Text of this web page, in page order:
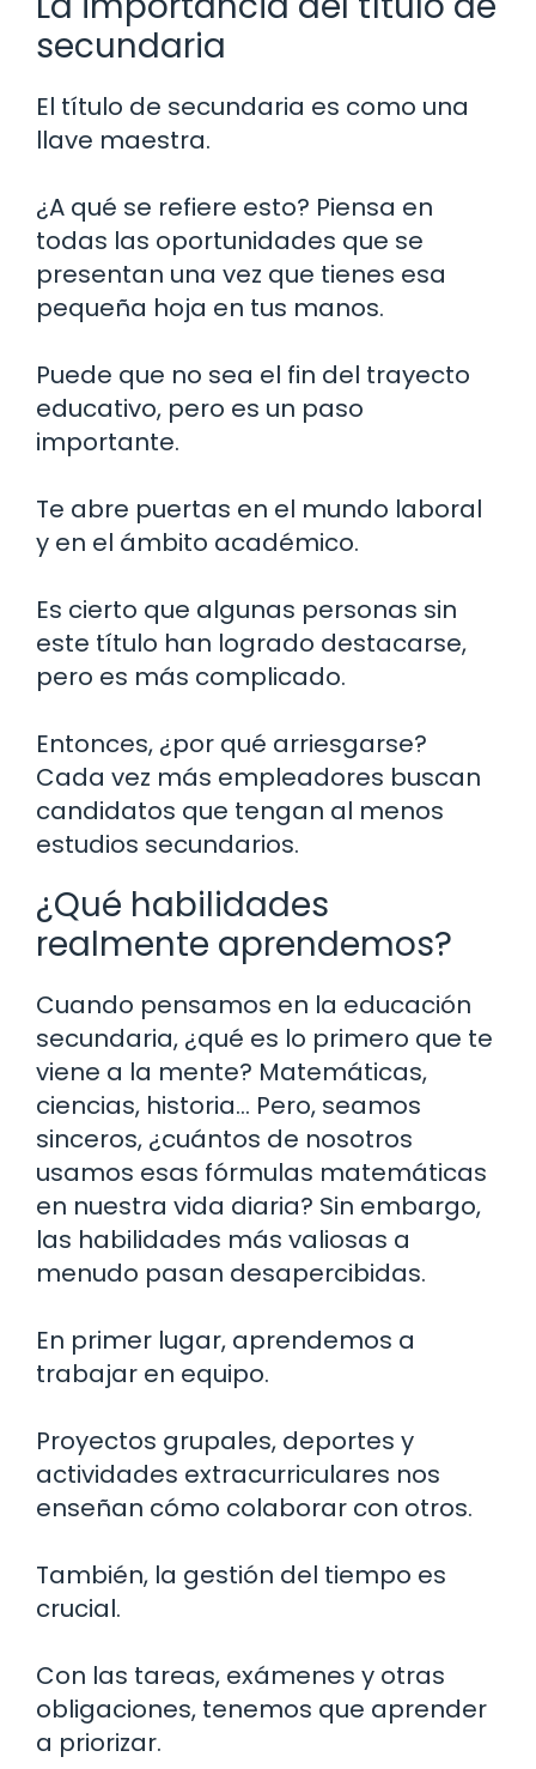
secundaria
El título de secundaria es como una
llave maestra.
¿A qué se refiere esto? Piensa en
todas las oportunidades que se
presentan una vez que tienes esa
pequeña hoja en tus manos.
Puede que no sea el fin del trayecto
educativo, pero es un paso
importante.
Te abre puertas en el mundo laboral
y en el ámbito académico.
Es cierto que algunas personas sin
este título han logrado destacarse,
pero es más complicado.
Entonces, ¿por qué arriesgarse?
Cada vez más empleadores buscan
candidatos que tengan al menos
estudios secundarios.
¿Qué habilidades
realmente aprendemos?
Cuando pensamos en la educación
secundaria, ¿qué es lo primero que te
viene a la mente? Matemáticas,
ciencias, historia… Pero, seamos
sinceros, ¿cuántos de nosotros
usamos esas fórmulas matemáticas
en nuestra vida diaria? Sin embargo,
las habilidades más valiosas a
menudo pasan desapercibidas.
En primer lugar, aprendemos a
trabajar en equipo.
Proyectos grupales, deportes y
actividades extracurriculares nos
enseñan cómo colaborar con otros.
También, la gestión del tiempo es
crucial.
Con las tareas, exámenes y otras
obligaciones, tenemos que aprender
a priorizar.